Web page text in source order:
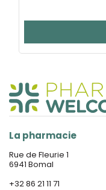
La pharmacie
Rue de Fleurie 1
6941 Bomal
+32 86 21 11 71